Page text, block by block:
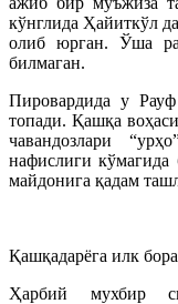
кўнглида Ҳайиткўл
олиб юрган. Ўша
билмаган.
Пировардида у
топади. Қашқа
чавандозлари
нафислиги
майдонига қадам
Қашқадарёга илк
Ҳарбий мухбир